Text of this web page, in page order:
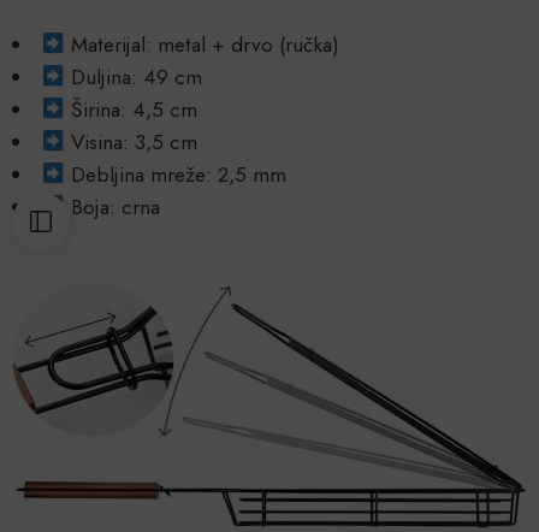
Materijal: metal + drvo (ručka)
Duljina: 49 cm
Širina: 4,5 cm
Visina: 3,5 cm
Debljina mreže: 2,5 mm
Boja: crna